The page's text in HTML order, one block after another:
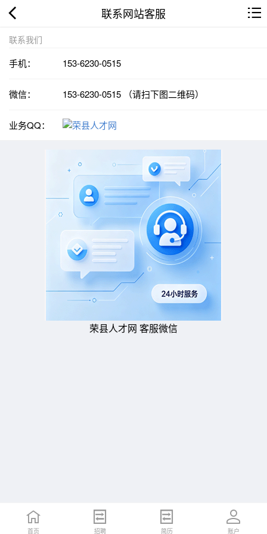
联系网站客服
联系我们
手机： 153-6230-0515
微信： 153-6230-0515 （请扫下图二维码）
业务QQ：
荣县人才网 客服微信
首页 招聘 简历 账户